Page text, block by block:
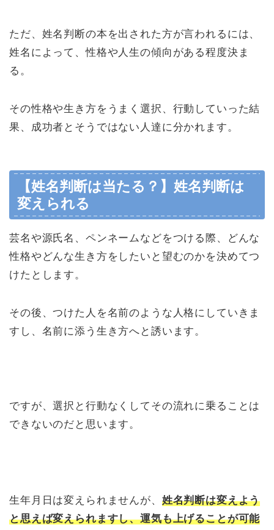
ただ、姓名判断の本を出された方が言われるには、
姓名によって、性格や人生の傾向がある程度決ま
る。
その性格や生き方をうまく選択、行動していった結
果、成功者とそうではない人達に分かれます。
【姓名判断は当たる？】姓名判断は
変えられる
芸名や源氏名、ペンネームなどをつける際、どんな
性格やどんな生き方をしたいと望むのかを決めてつ
けたとします。
その後、つけた人を名前のような人格にしていきま
すし、名前に添う生き方へと誘います。
ですが、選択と行動なくしてその流れに乗ることは
できないのだと思います。
生年月日は変えられませんが、 姓名判断は変えよう
と思えば変えられますし、運気も上げることが可能